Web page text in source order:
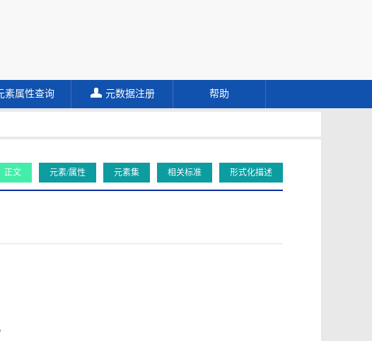
素属性查询 元数据注册 帮助
正文 元素/属性 元素集 相关标准 形式化描述